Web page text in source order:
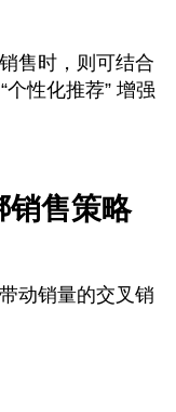
售时，则可结合
个性化推荐” 增强
销售策略
动销量的交叉销